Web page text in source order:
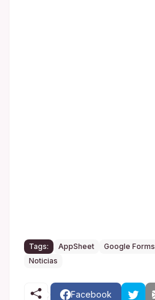
Tags: AppSheet Google Forms
Noticias
Facebook